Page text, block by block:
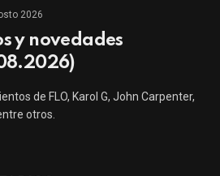
2026
y novedades
de FLO, Karol G, John Carpenter,
otros.